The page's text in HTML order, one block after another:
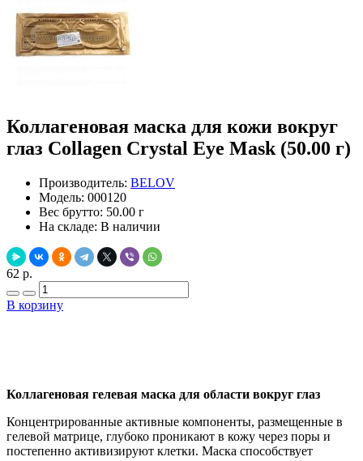
Коллагеновая маска для кожи вокруг
глаз Collagen Crystal Eye Mask (50.00 г)
Производитель: BELOV
Модель: 000120
Вес брутто: 50.00 г
На складе: В наличии
62 р.
В корзину
Коллагеновая гелевая маска для области вокруг глаз
Концентрированные активные компоненты, размещенные в
гелевой матрице, глубоко проникают в кожу через поры и
постепенно активизируют клетки. Маска способствует